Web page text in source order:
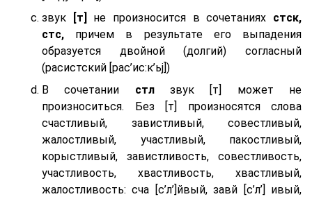
звук
[т] не произносится в сочетаниях стск,
стс, причем в результате его выпадения
образуется двойной (долгий) согласный
(расистский [рас’ис:к’ьj])
В сочетании стлзвук [т] может не
произноситься. Без [т] произносятся слова
счастливый, завистливый, совестливый,
жалостливый, участливый, пакостливый,
корыстливый, завистливость, совестливость,
участливость, хвастливость, хвастливый,
жалостливость: сча [с’л’]йвый, завй [с’л’] ивый,